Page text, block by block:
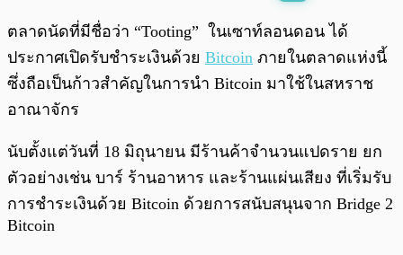
พร้อมเล่น / 0:00
ตลาดนัดที่มีชื่อว่า “Tooting” ในเซาท์ลอนดอน ได้
ประกาศเปิดรับชำระเงินด้วย Bitcoin ภายในตลาดแห่งนี้
ซึ่งถือเป็นก้าวสำคัญในการนำ Bitcoin มาใช้ในสหราช
อาณาจักร
นับตั้งแต่วันที่ 18 มิถุนายน มีร้านค้าจำนวนแปดราย ยก
ตัวอย่างเช่น บาร์ ร้านอาหาร และร้านแผ่นเสียง ที่เริ่มรับ
การชำระเงินด้วย Bitcoin ด้วยการสนับสนุนจาก Bridge 2
Bitcoin